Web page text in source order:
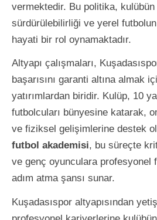
vermektedir. Bu politika,
sürdürülebilirliği ve yerel futbolun
hayati bir rol oynamaktadır.
Altyapı çalışmaları,
başarısını garanti altına almak
yatırımlardan biridir. Kulüp, 10
futbolcuları bünyesine katarak,
ve fiziksel gelişimlerine destek
futbol akademisi, bu süreçte
ve genç oyunculara profesyonel
adım atma şansı sunar.
Kuşadasıspor altyapısından